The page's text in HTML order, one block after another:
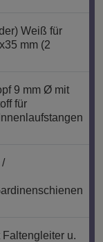
Weiß für
mm (2
9 mm Ø mit
für
u.